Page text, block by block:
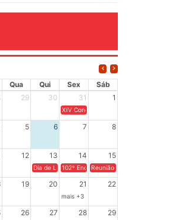
Qua Qui Sex
Sáb
29 30 31 1
XIV Congresso Brasileiro de
5 6 7 8
12 13 14 15
Dia de Luta em Defesa de Cuba e da Soberania dos
102º Encontro da Regional Leste, “Em terra
Reunião GTPE.
19 20 21 22
mais +3
26 27 28 29